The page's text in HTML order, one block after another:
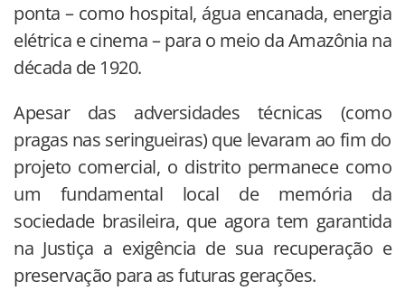
ponta – como hospital, água encanada, energia
elétrica e cinema – para o meio da Amazônia na
década de 1920.
Apesar das adversidades técnicas (como
pragas nas seringueiras) que levaram ao fim do
projeto comercial, o distrito permanece como
um fundamental local de memória da
sociedade brasileira, que agora tem garantida
na Justiça a exigência de sua recuperação e
preservação para as futuras gerações.